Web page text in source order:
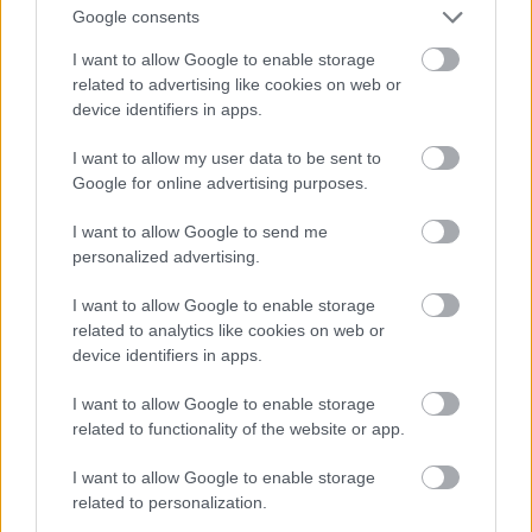
Google consents
I want to allow Google to enable storage
related to advertising like cookies on web or
device identifiers in apps.
I want to allow my user data to be sent to
Google for online advertising purposes.
I want to allow Google to send me
personalized advertising.
I want to allow Google to enable storage
related to analytics like cookies on web or
device identifiers in apps.
I want to allow Google to enable storage
related to functionality of the website or app.
I want to allow Google to enable storage
related to personalization.
κεμπάπ, πικάντικη σάλτσα και κρεμμυδάκι, και τα
σουτζουκοπιτάκια, με φέτα, σουτζούκι και
παστουρμά. Λογαριασμός στα 25€ περίπου το
άτομο με κρασί.
Ακριβώς έξω από τον Σταθμό του Ηλεκτρικού, το
(Σιβιτανίδου 51, τηλ.:
2109592080) είναι από εκείνους τους καφενέδες
παλιές, καλές του μέρες. Έχει ενίοτε ζωντανή
μουσική, και πάντοτε ψημένη ρακή που έρχεται
ιδανικά με μεζεδάκια σαν το τυροπιτάρι με μέλι,
τους κολοκυθοκεφτέδες με φέτα, την ομελέτα με
απάκι, τον αμοργιανό ντάκο και την τηγανιά
κοτόπουλο με σύκο και γραβιέρα. Μαζί με τις